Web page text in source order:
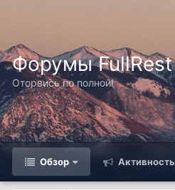
Форумы FullRest
Оторвись по полной!
Обзор Активность